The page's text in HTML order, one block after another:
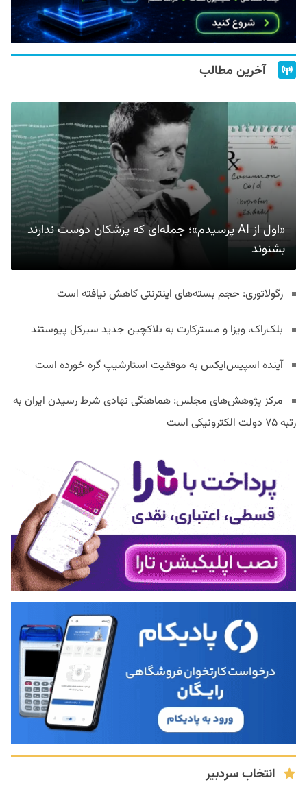
آخرین مطالب
«اول از AI پرسیدم»؛ جمله‌ای که پزشکان دوست ندارند
بشنوند
رگولاتوری: حجم بسته‌های اینترنتی کاهش نیافته است
بلک‌راک، ویزا و مسترکارت به بلاکچین جدید سیرکل پیوستند
آینده اسپیس‌ایکس به موفقیت استارشیپ گره خورده است
مرکز پژوهش‌های مجلس: هماهنگی نهادی شرط رسیدن ایران به
رتبه ۷۵ دولت الکترونیکی است
انتخاب سردبیر